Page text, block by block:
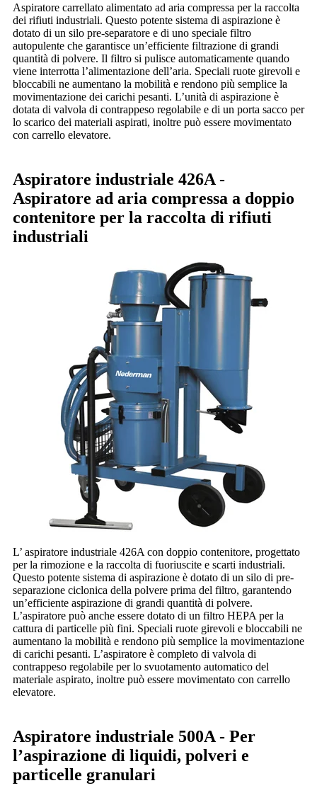
Aspiratore carrellato alimentato ad aria compressa per la raccolta
dei rifiuti industriali. Questo potente sistema di aspirazione è
dotato di un silo pre-separatore e di uno speciale filtro
autopulente che garantisce un’efficiente filtrazione di grandi
quantità di polvere. Il filtro si pulisce automaticamente quando
viene interrotta l’alimentazione dell’aria. Speciali ruote girevoli e
bloccabili ne aumentano la mobilità e rendono più semplice la
movimentazione dei carichi pesanti. L’unità di aspirazione è
dotata di valvola di contrappeso regolabile e di un porta sacco per
lo scarico dei materiali aspirati, inoltre può essere movimentato
con carrello elevatore.
Aspiratore industriale 426A -
Aspiratore ad aria compressa a doppio
contenitore per la raccolta di rifiuti
industriali
L’ aspiratore industriale 426A con doppio contenitore, progettato
per la rimozione e la raccolta di fuoriuscite e scarti industriali.
Questo potente sistema di aspirazione è dotato di un silo di pre-
separazione ciclonica della polvere prima del filtro, garantendo
un’efficiente aspirazione di grandi quantità di polvere.
L’aspiratore può anche essere dotato di un filtro HEPA per la
cattura di particelle più fini. Speciali ruote girevoli e bloccabili ne
aumentano la mobilità e rendono più semplice la movimentazione
di carichi pesanti. L’aspiratore è completo di valvola di
contrappeso regolabile per lo svuotamento automatico del
materiale aspirato, inoltre può essere movimentato con carrello
elevatore.
Aspiratore industriale 500A - Per
l’aspirazione di liquidi, polveri e
particelle granulari